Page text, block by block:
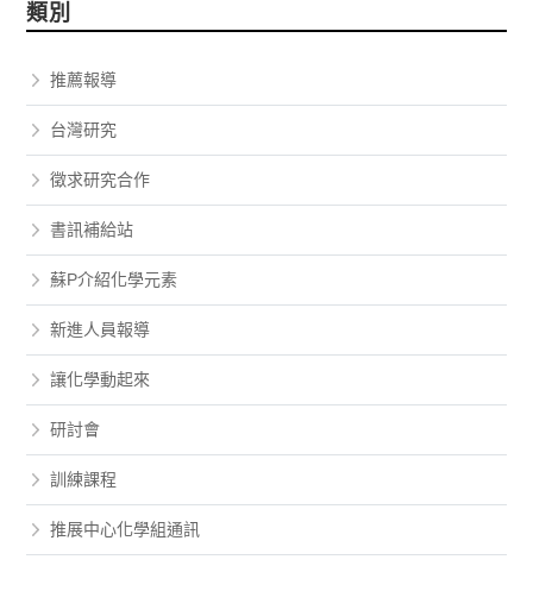
類別
推薦報導
台灣研究
徵求研究合作
書訊補給站
蘇P介紹化學元素
新進人員報導
讓化學動起來
研討會
訓練課程
推展中心化學組通訊